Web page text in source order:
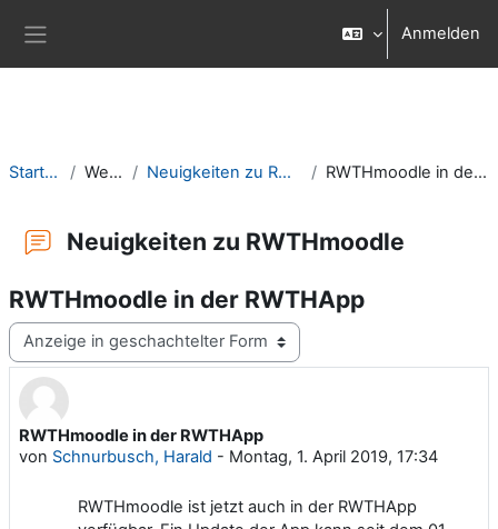
Anmelden
Startseite Website Neuigkeiten zu RWTHmoodle RWTHmoodle in der RWTHApp
Neuigkeiten zu RWTHmoodle
RWTHmoodle in der RWTHApp
Anzeigemodus
RWTHmoodle in der RWTHApp
von Schnurbusch, Harald - Montag, 1. April 2019, 17:34
Anzahl Antworten: 0
RWTHmoodle ist jetzt auch in der RWTHApp